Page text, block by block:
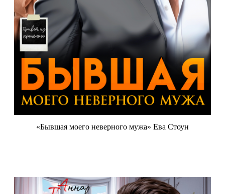
«Бывшая моего неверного мужа» Ева Стоун